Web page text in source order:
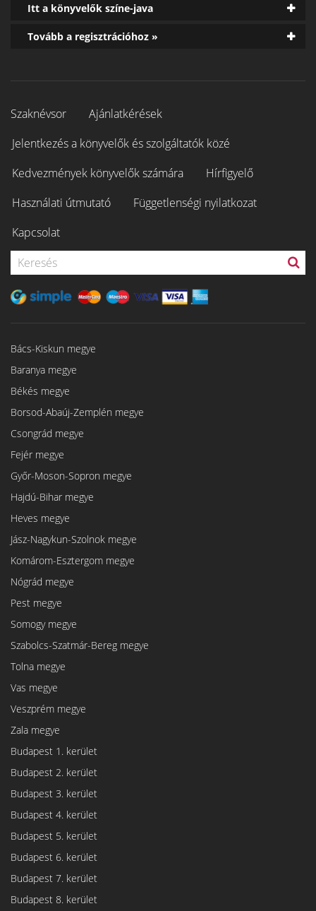
Itt a könyvelők színe-java
Tovább a regisztrációhoz »
Szaknévsor
Ajánlatkérések
Jelentkezés a könyvelők és szolgáltatók közé
Kedvezmények könyvelők számára
Hírfigyelő
Használati útmutató
Függetlenségi nyilatkozat
Kapcsolat
Bács-Kiskun megye
Baranya megye
Békés megye
Borsod-Abaúj-Zemplén megye
Csongrád megye
Fejér megye
Győr-Moson-Sopron megye
Hajdú-Bihar megye
Heves megye
Jász-Nagykun-Szolnok megye
Komárom-Esztergom megye
Nógrád megye
Pest megye
Somogy megye
Szabolcs-Szatmár-Bereg megye
Tolna megye
Vas megye
Veszprém megye
Zala megye
Budapest 1. kerület
Budapest 2. kerület
Budapest 3. kerület
Budapest 4. kerület
Budapest 5. kerület
Budapest 6. kerület
Budapest 7. kerület
Budapest 8. kerület